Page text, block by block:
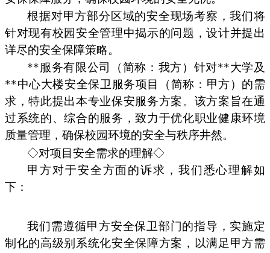
根据对甲方部分区域的安全现场考察，我们将
针对现有校园安全管理中揭示的问题，设计并提出
详尽的安全保障策略。
**服务有限公司（简称：我方）针对**大学及
**中心大楼安全保卫服务项目（简称：甲方）的需
求，特此提出本专业保安服务方案。该方案旨在通
过系统的、综合的服务，致力于优化职业健康环境
质量管理，确保校园环境的安全与秩序井然。
◇对项目安全需求的理解◇
甲方对于安全方面的诉求，我们悉心理解如
下：
我们需遵循甲方安全保卫部门的指导，实施定
制化的高级别系统化安全保障方案，以满足甲方需